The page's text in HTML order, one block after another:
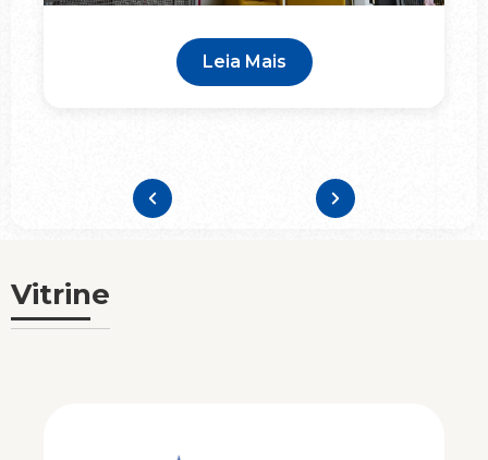
Leia Mais
Vitrine